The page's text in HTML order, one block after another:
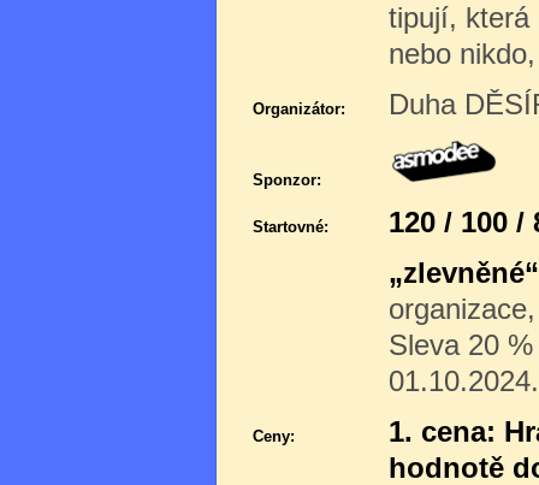
tipují, která
nebo
Organizátor: Duha
Sponzor:
Startovné:
120 / 100 /
„zlevněné“
Sleva 20
01.10.2024.
Ceny:
1. cena:
hodnotě